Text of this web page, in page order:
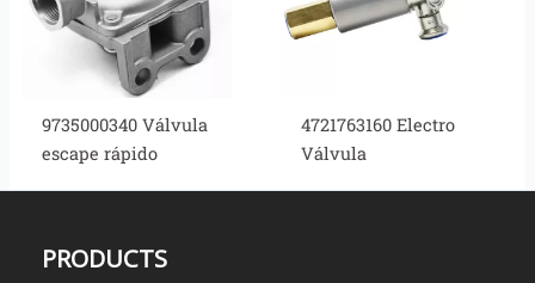
9735000340 Válvula
escape rápido
4721763160 Electro
Válvula
PRODUCTS